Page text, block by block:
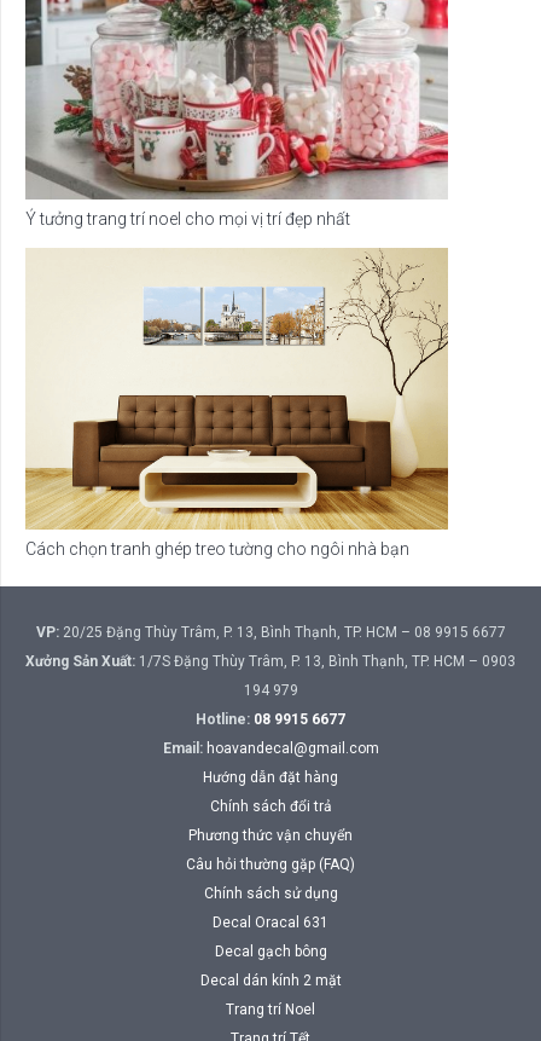
Ý tưởng trang trí noel cho mọi vị trí đẹp nhất
Cách chọn tranh ghép treo tường cho ngôi nhà bạn
VP:20/25 Đặng Thùy Trâm, P. 13, Bình Thạnh, TP. HCM – 08 9915 6677
Xưởng Sản Xuất: 1/7S Đặng Thùy Trâm, P. 13, Bình Thạnh, TP. HCM – 0903
194 979
Hotline: 08 9915 6677
Email: hoavandecal@gmail.com
Hướng dẫn đặt hàng
Chính sách đổi trả
Phương thức vận chuyển
Câu hỏi thường gặp (FAQ)
Chính sách sử dụng
Decal Oracal 631
Decal gạch bông
Decal dán kính 2 mặt
Trang trí Noel